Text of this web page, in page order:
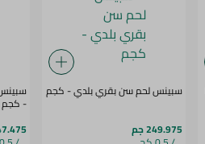
سبينس لحم سن بقري بلدي - كجم
249.975 جم
- كجم